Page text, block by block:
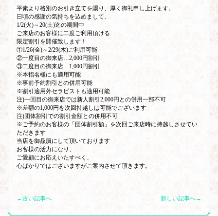
平素より格別のお引き立てを賜り、厚く御礼申し上げます。
日頃の感謝の気持ちを込めまして、
1/2(火)～20(土)迄の期間中
ご来店のお客様に二度ご利用頂ける
限定割引を開催致します！
①1/26(金)～2/29(木)ご利用可能
②一度目の御来店…2,000円割引
③二度目の御来店…1,000円割引
※本指名様にも適用可能
※事前予約割引との併用可能
※割引適用外セラピストも適用可能
注)一回目の御来店では新人割引2,000円との併用一部不可
※差額の1,000円を次回持越しは可能でございます
注)団体割引での割引金額との併用不可
※ご予約のお客様の「団体割引額」を次回ご来店時に持越しさせてい
ただきます
当店を御贔屓にして頂いております
お客様の活力になり、
ご愛顧にお応えいたすべく、
心ばかりではございますがご案内させて頂きます。
←古い記事へ 新しい記事へ→